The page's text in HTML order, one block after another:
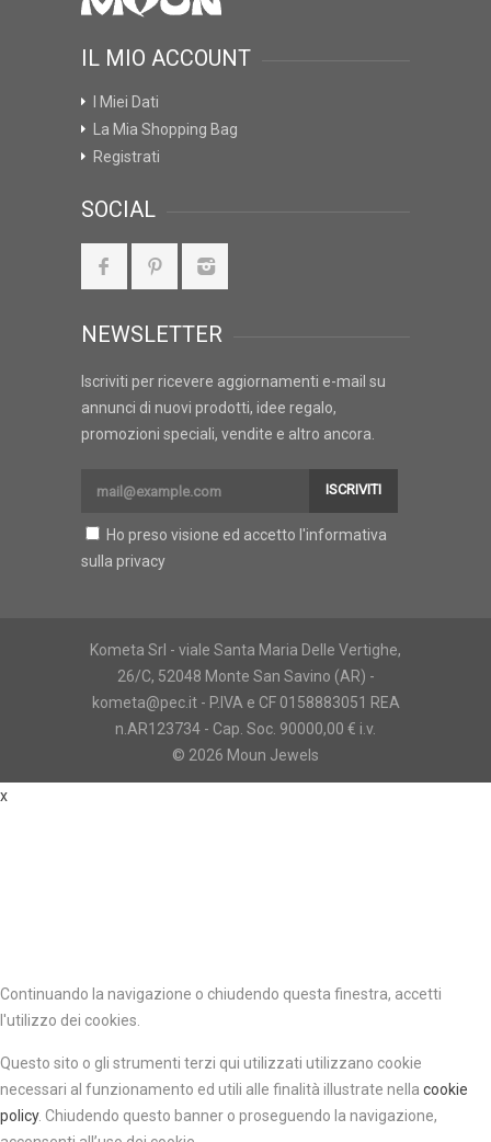
IL MIO ACCOUNT
I Miei Dati
La Mia Shopping Bag
Registrati
SOCIAL
NEWSLETTER
Iscriviti per ricevere aggiornamenti e-mail su
annunci di nuovi prodotti, idee regalo,
promozioni speciali, vendite e altro ancora.
ISCRIVITI
Ho preso visione ed accetto l'informativa
sulla privacy
Kometa Srl - viale Santa Maria Delle Vertighe,
26/C, 52048 Monte San Savino (AR) -
kometa@pec.it - P.IVA e CF 0158883051 REA
n.AR123734 - Cap. Soc. 90000,00 € i.v.
© 2026 Moun Jewels
x
Continuando la navigazione o chiudendo questa finestra, accetti
l'utilizzo dei cookies.
Questo sito o gli strumenti terzi qui utilizzati utilizzano cookie
necessari al funzionamento ed utili alle finalità illustrate nella cookie
policy. Chiudendo questo banner o proseguendo la navigazione,